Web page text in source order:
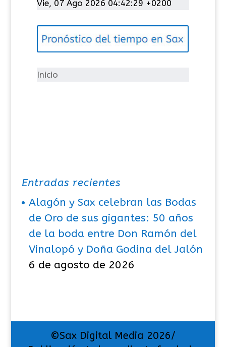
g
í
Vie, 07 Ago 2026 04:42:30 +0200
Inicio
Entradas recientes
Alagón y Sax celebran las Bodas
de Oro de sus gigantes: 50 años
de la boda entre Don Ramón del
Vinalopó y Doña Godina del Jalón
6 de agosto de 2026
©Sax Digital Media 2026/